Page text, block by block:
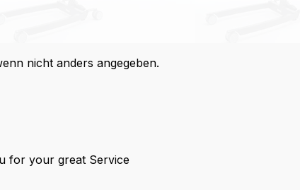
nicht anders angegeben.
for your great Service